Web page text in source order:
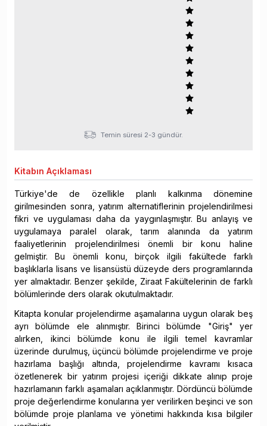
Temin süresi 2-3 gündür.
Kitabın Açıklaması
Türkiye'de de özellikle planlı kalkınma dönemine
girilmesinden sonra, yatırım alternatiflerinin projelendirilmesi
fikri ve uygulaması daha da yaygınlaşmıştır. Bu anlayış ve
uygulamaya paralel olarak, tarım alanında da yatırım
faaliyetlerinin projelendirilmesi önemli bir konu haline
gelmiştir. Bu önemli konu, birçok ilgili fakültede farklı
başlıklarla lisans ve lisansüstü düzeyde ders programlarında
yer almaktadır. Benzer şekilde, Ziraat Fakültelerinin de farklı
bölümlerinde ders olarak okutulmaktadır.
Kitapta konular projelendirme aşamalarına uygun olarak beş
ayrı bölümde ele alınmıştır. Birinci bölümde "Giriş" yer
alırken, ikinci bölümde konu ile ilgili temel kavramlar
üzerinde durulmuş, üçüncü bölümde projelendirme ve proje
hazırlama başlığı altında, projelendirme kavramı kısaca
özetlenerek bir yatırım projesi içeriği dikkate alınıp proje
hazırlamanın farklı aşamaları açıklanmıştır. Dördüncü bölümde
proje değerlendirme konularına yer verilirken beşinci ve son
bölümde proje planlama ve yönetimi hakkında kısa bilgiler